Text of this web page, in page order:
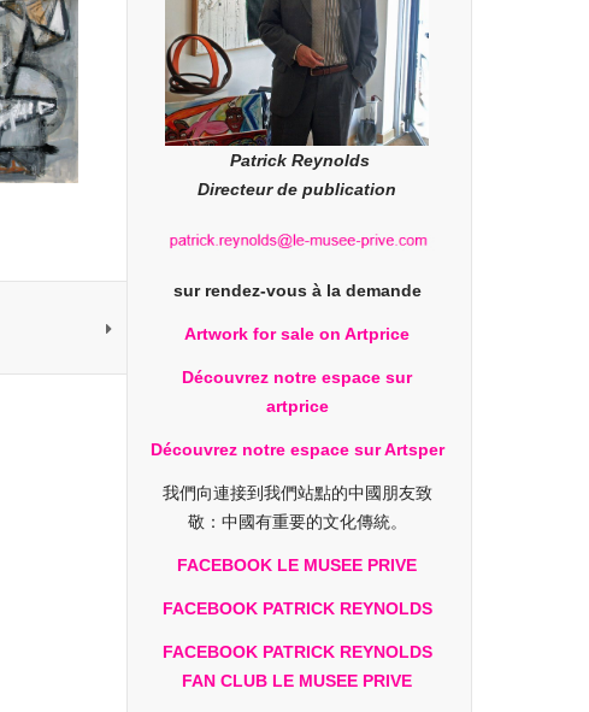
Patrick Reynolds
Directeur de publication
sur rendez-vous à la demande
Artwork for sale on Artprice
Découvrez notre espace sur
artprice
Découvrez notre espace sur Artsper
我們向連接到我們站點的中國朋友致
敬：中國有重要的文化傳統。
FACEBOOK LE MUSEE PRIVE
FACEBOOK PATRICK REYNOLDS
FACEBOOK PATRICK REYNOLDS
FAN CLUB LE MUSEE PRIVE